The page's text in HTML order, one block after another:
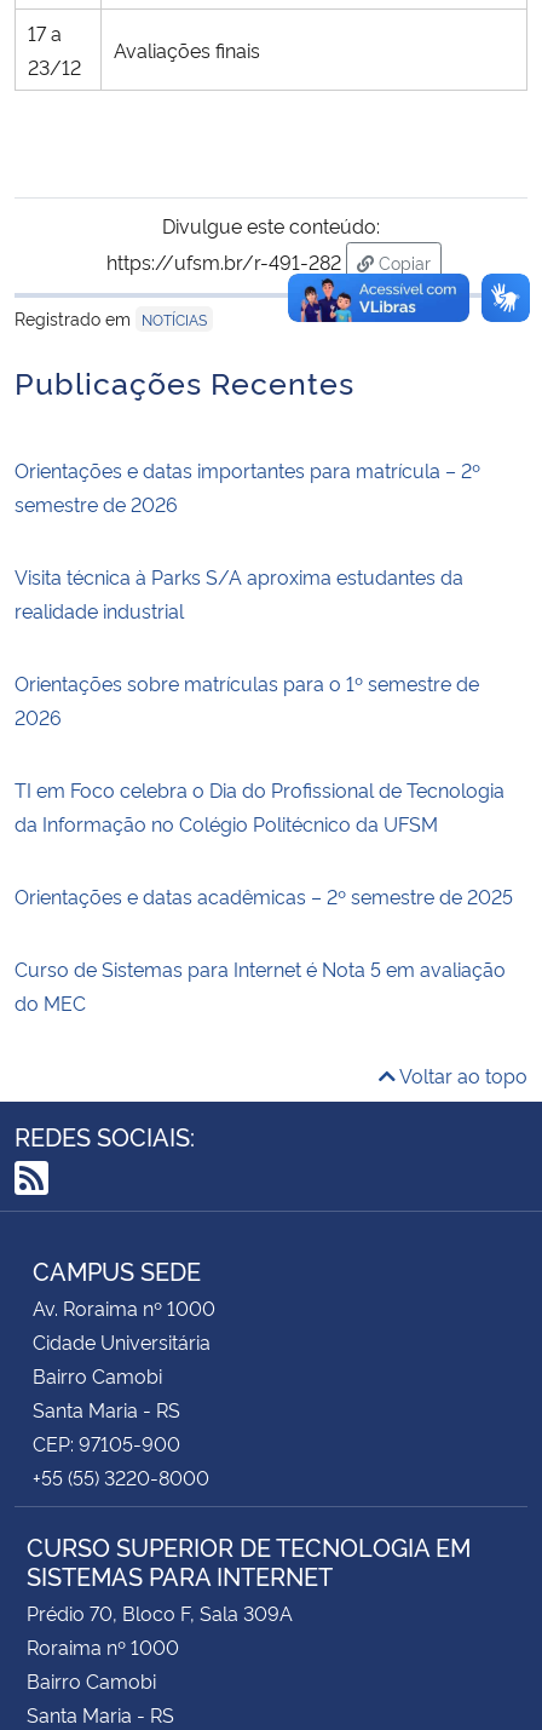
17 a
23/12
Avaliações finais
Divulgue este conteúdo:
https://ufsm.br/r-491-282
Copiar
para área de
Registrado em
NOTÍCIAS
Publicações Recentes
Orientações e datas importantes para matrícula – 2º
semestre de 2026
Visita técnica à Parks S/A aproxima estudantes da
realidade industrial
Orientações sobre matrículas para o 1º semestre de
2026
TI em Foco celebra o Dia do Profissional de Tecnologia
da Informação no Colégio Politécnico da UFSM
Orientações e datas acadêmicas – 2º semestre de 2025
Curso de Sistemas para Internet é Nota 5 em avaliação
do MEC
Voltar ao topo
REDES SOCIAIS:
RSS
CAMPUS SEDE
Av. Roraima nº 1000
Cidade Universitária
Bairro Camobi
Santa Maria - RS
CEP: 97105-900
+55 (55) 3220-8000
CURSO SUPERIOR DE TECNOLOGIA EM
SISTEMAS PARA INTERNET
Prédio 70, Bloco F, Sala 309A
Roraima nº 1000
Bairro Camobi
Santa Maria - RS